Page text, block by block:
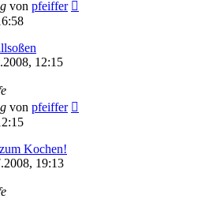
von pfeiffer
12:15
von pfeiffer
Kochen!
19:13